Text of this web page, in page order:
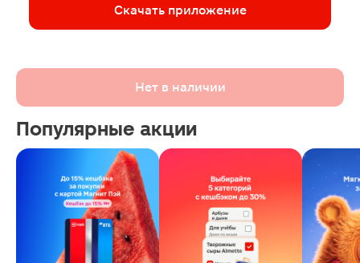
Скачать приложение
Нет в наличии
Популярные акции